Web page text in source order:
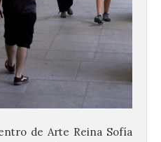
de Arte Reina Sofía